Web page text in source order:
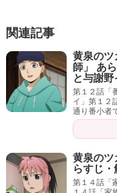
関連記事
黄泉のツ
師」 あ
と与謝
第１２話「
イ」第１２
通り番小者
黄泉のツ
らすじ
第１４話「